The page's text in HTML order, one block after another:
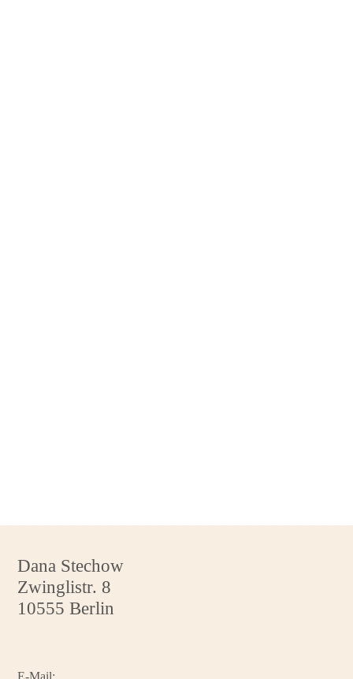
Dana Stechow
Zwinglistr. 8
10555 Berlin
E-Mail: